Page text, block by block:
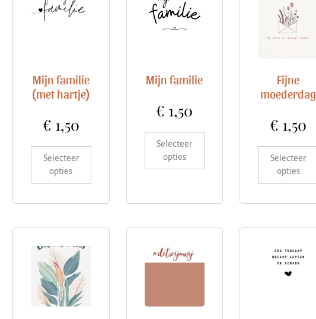
Mijn familie
(met hartje)
€ 1,50
Selecteer
opties
Mijn familie
€ 1,50
Selecteer
opties
Fijne
moederdag
€ 1,50
Selecteer
opties